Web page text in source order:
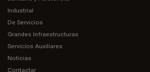
Industrial
De Servicios
Grandes Infraestructuras
Servicios Auxiliares
Noticias
Contactar